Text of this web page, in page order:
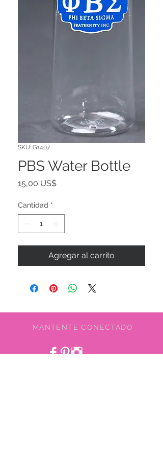
SKU: G1407
PBS Water Bottle
15,00 US$Precio
Cantidad *
Agregar al carrito
MANTENTE CONECTADO